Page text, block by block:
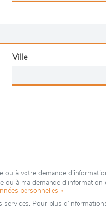
Ville
ou à votre demande
ou à ma demande
personnelles »
Pour plus